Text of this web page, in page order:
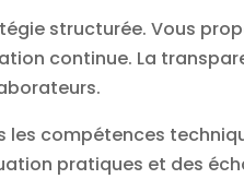
structurée. Vous
continue. La
compétences
pratiques et des